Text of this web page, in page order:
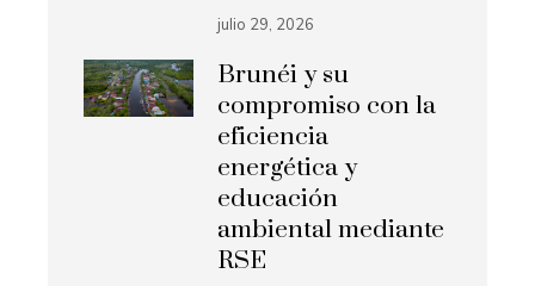
julio 29, 2026
Brunéi y su
compromiso con la
eficiencia
energética y
educación
ambiental mediante
RSE